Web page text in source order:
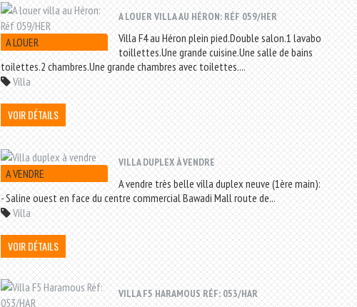
A LOUER
A LOUER VILLA AU HÉRON: RÉF 059/HER
Villa F4 au Héron plein pied.Double salon.1 lavabo
toillettes.Une grande cuisine.Une salle de bains
toilettes.2 chambres.Une grande chambres avec toilettes....
Villa
VOIR DÉTAILS
A VENDRE
VILLA DUPLEX À VENDRE
A vendre très belle villa duplex neuve (1ère main):
- Saline ouest en face du centre commercial Bawadi Mall route de...
Villa
VOIR DÉTAILS
VILLA F5 HARAMOUS RÉF: 053/HAR